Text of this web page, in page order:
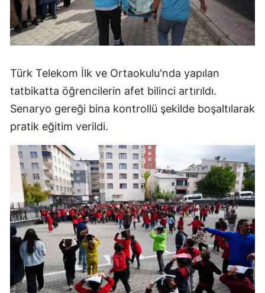
Türk Telekom İlk ve Ortaokulu'nda yapılan
tatbikatta öğrencilerin afet bilinci artırıldı.
Senaryo gereği bina kontrollü şekilde boşaltılarak
pratik eğitim verildi.